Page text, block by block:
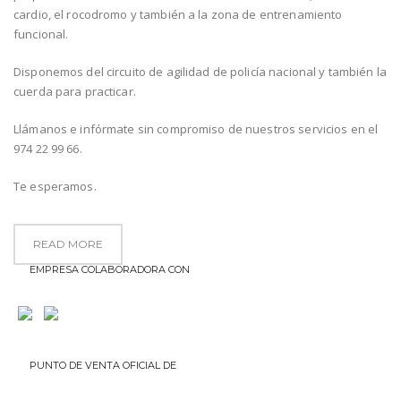
cardio, el rocodromo y también a la zona de entrenamiento
funcional.
Disponemos del circuito de agilidad de policía nacional y también la
cuerda para practicar.
Llámanos e infórmate sin compromiso de nuestros servicios en el
974 22 99 66.
Te esperamos.
READ MORE
EMPRESA COLABORADORA CON
PUNTO DE VENTA OFICIAL DE